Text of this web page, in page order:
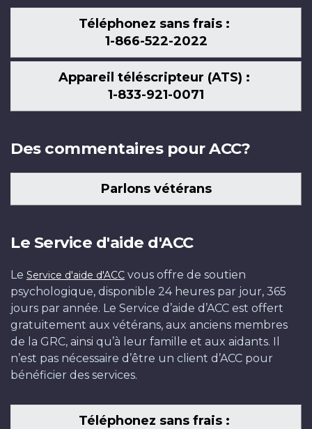
Téléphonez sans frais :
1-866-522-2022
Appareil téléscripteur (ATS) :
1-833-921-0071
Des commentaires pour ACC?
Parlons vétérans
Le Service d'aide d'ACC
Le Service d'aide d'ACC vous offre de soutien
psychologique, disponible 24 heures par jour, 365
jours par année. Le Service d’aide d’ACC est offert
gratuitement aux vétérans, aux anciens membres
de la GRC, ainsi qu’à leur famille et aux aidants. Il
n’est pas nécessaire d’être un client d’ACC pour
bénéficier des services.
Téléphonez sans frais :